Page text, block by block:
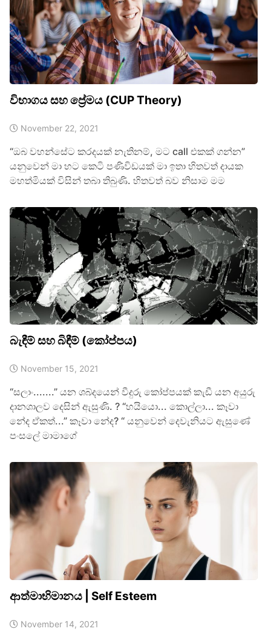
විභාගය සහ ප්‍රේමය (CUP Theory)
November 22, 2021
“ඔබ වහන්සේට කරදයක් නැතිනම්, මට call එකක් ගන්න”
යනුවෙන් මා හට කෙටි පණිවිඩයක් මා ඉතා හිතවත් දායක
මහත්මියක් විසින් තබා තිබුණි. හිතවත් බව නිසාම මම
බැඳීම් සහ බිඳීම් (කෝප්පය)
November 15, 2021
“සලාං.......” යන ශබ්දයෙන් වීදුරු කෝප්පයක් කැඩී යන අයුරු
දානශාලව දෙසින් ඇසුණි. ? “හයියො... කොල්ලා... කෑවා
නේද ඒකත්...” කෑවා නේද? “ යනුවෙන් දෙවැනියට ඇසුණේ
පංසලේ මාමාගේ
ආත්මාභිමානය | Self Esteem
November 14, 2021